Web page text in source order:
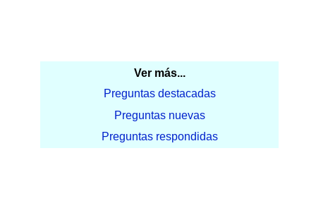
Ver más...
Preguntas destacadas
Preguntas nuevas
Preguntas respondidas